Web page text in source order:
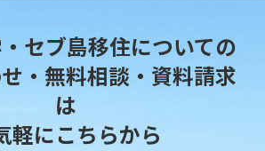
セブ島移住についての
・無料相談・資料請求
は
軽にこちらから